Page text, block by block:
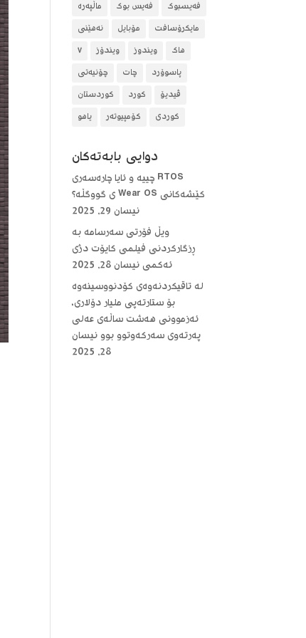
فەیسبوک فەیس بوک
ماڵپەرە
مایکرۆسافت
مۆبایل
نەهێنی
هاک
ویندوز ویندۆز
٧
پاسوۆرد
چات
چۆنیەتی
ڤیدیۆ
کورد
کوردستان
کوردی
کۆمپیوتەر یاهو
دوایی بابه‌ته‌كان
RTOS چییە و ئایا چارەسەری
کێشەکانی Wear OS ی گووگڵە؟
نیسان 29, 2025
ویڵ فۆرتی سەرسامە بە
ڕزگارکردنی فیلمی کایۆت دژی
ئەکمی نیسان 28, 2025
لە تاقیکردنەوەی کۆدنووسینەوە
بۆ ستارتەپی ملیار دۆلاری،
ئەزموونی هەشت ساڵەی عەلی
پەرتەوی سەرکەوتوو بوو نیسان
28, 2025